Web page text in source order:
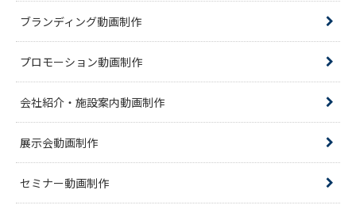
ブランディング動画制作
プロモーション動画制作
会社紹介・施設案内動画制作
展示会動画制作
セミナー動画制作